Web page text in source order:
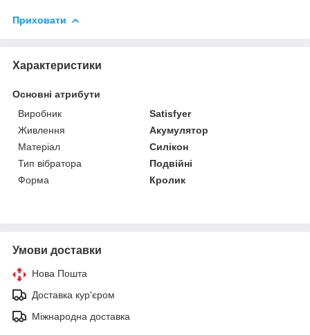
Приховати
Характеристики
Основні атрибути
Виробник
Satisfyer
Живлення
Акумулятор
Матеріал
Силікон
Тип вібратора
Подвійні
Форма
Кролик
Умови доставки
Нова Пошта
Доставка кур'єром
Міжнародна доставка